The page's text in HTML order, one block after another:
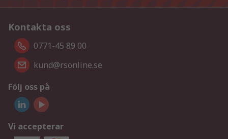
Kontakta oss
0771-45 89 00
kund@rsonline.se
Följ oss på
Vi accepterar